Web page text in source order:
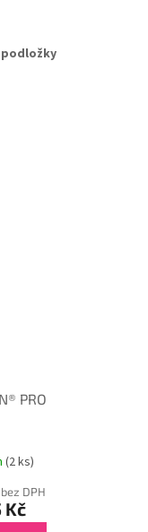
PRO
(2 ks)
DPH
Kč